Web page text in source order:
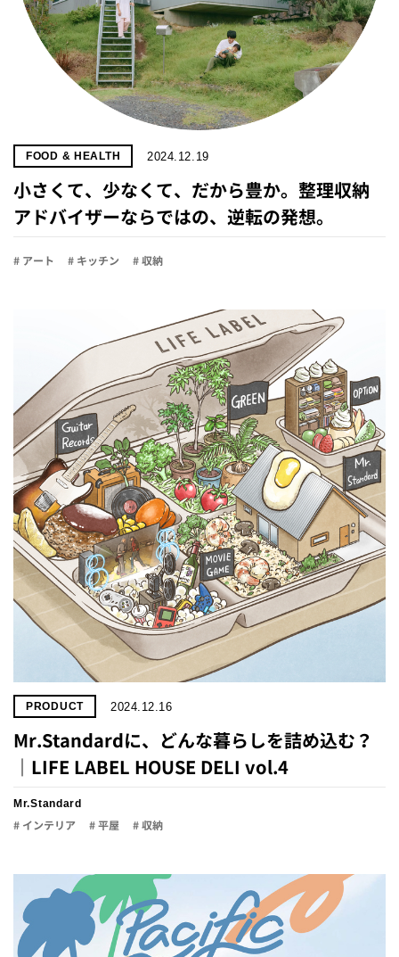
FOOD & HEALTH 2024.12.19
小さくて、少なくて、だから豊か。整理収納
アドバイザーならではの、逆転の発想。
# アート # キッチン # 収納
PRODUCT 2024.12.16
Mr.Standardに、どんな暮らしを詰め込む？
｜LIFE LABEL HOUSE DELI vol.4
Mr.Standard
# インテリア # 平屋 # 収納